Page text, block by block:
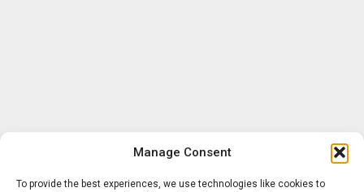
Manage Consent
To provide the best experiences, we use technologies like cookies to